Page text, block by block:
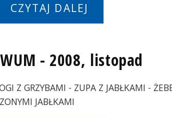
CZYTAJ DALEJ
- 2008, listopad
Z GRZYBAMI - ZUPA Z JABŁKAMI -
JABŁKAMI